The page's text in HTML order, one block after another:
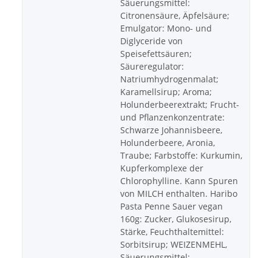
Säuerungsmittel:
Citronensäure, Äpfelsäure;
Emulgator: Mono- und
Diglyceride von
Speisefettsäuren;
Säureregulator:
Natriumhydrogenmalat;
Karamellsirup; Aroma;
Holunderbeerextrakt; Frucht-
und Pflanzenkonzentrate:
Schwarze Johannisbeere,
Holunderbeere, Aronia,
Traube; Farbstoffe: Kurkumin,
Kupferkomplexe der
Chlorophylline. Kann Spuren
von MILCH enthalten. Haribo
Pasta Penne Sauer vegan
160g: Zucker, Glukosesirup,
Stärke, Feuchthaltemittel:
Sorbitsirup; WEIZENMEHL,